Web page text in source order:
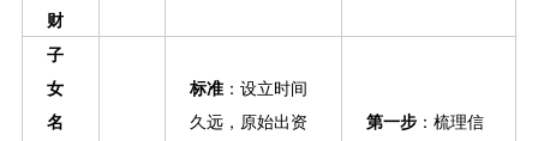
财
子
女
名
标准：设立时间
久远，原始出资
第一步：梳理信